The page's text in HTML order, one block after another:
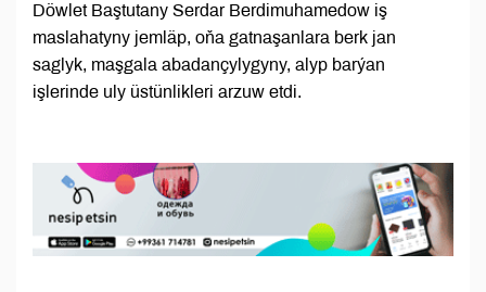
Döwlet Baştutany Serdar Berdimuhamedow iş
maslahatyny jemläp, oňa gatnaşanlara berk jan
saglyk, maşgala abadançylygyny, alyp barýan
işlerinde uly üstünlikleri arzuw etdi.